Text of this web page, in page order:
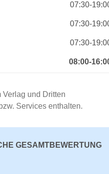
07:30-
07:30-
07:30-
08:00-
Verlag und Dritten
Services enthalten.
GESAMTBEWERTUNG